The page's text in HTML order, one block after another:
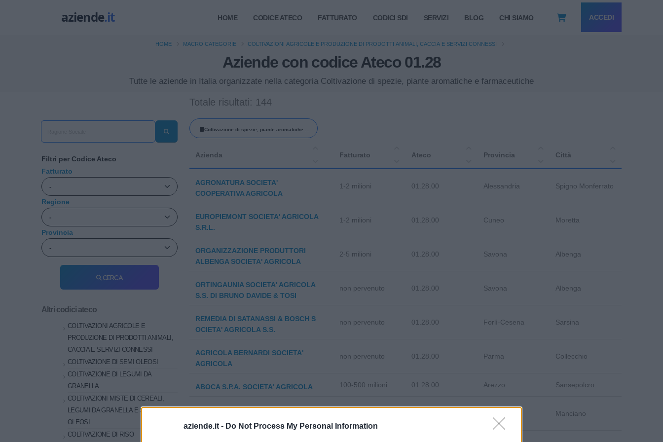
aziende.it - Do Not Process My Personal Information
HOME CODICE ATECO FATTURATO CODICI SDI SERVIZI BLOG CHI SIAMO ACCEDI
Aziende con codice Ateco 01.28
Tutte le aziende in Italia organizzate nella categoria Coltivazione di spezie, piante aromatiche e farmaceutiche
HOME MACRO CATEGORIE COLTIVAZIONI AGRICOLE E PRODUZIONE DI PRODOTTI ANIMALI, CACCIA E SERVIZI CONNESSI
Filtri per Codice Ateco
Fatturato
Regione
Provincia
Cerca
Altri codici ateco
COLTIVAZIONI AGRICOLE E
PRODUZIONE DI PRODOTTI ANIMALI,
CACCIA E SERVIZI CONNESSI
COLTIVAZIONE DI SEMI OLEOSI
COLTIVAZIONE DI LEGUMI DA
GRANELLA
COLTIVAZIONI MISTE DI CEREALI,
LEGUMI DA GRANELLA E SEMI
OLEOSI
COLTIVAZIONE DI RISO
Totale risultati: 144
Coltivazione di spezie, piante aromatiche e
Azienda Fatturato Ateco Provincia Città
AGRONATURA SOCIETA'
COOPERATIVA AGRICOLA
1-2 milioni 01.28.00 Alessandria Spigno Monferrato
EUROPIEMONT SOCIETA' AGRICOLA
S.R.L.
1-2 milioni 01.28.00 Cuneo Moretta
ORGANIZZAZIONE PRODUTTORI
ALBENGA SOCIETA' AGRICOLA
2-5 milioni 01.28.00 Savona Albenga
ORTINGAUNIA SOCIETA' AGRICOLA
S.S. DI BRUNO DAVIDE & TOSI
non pervenuto 01.28.00 Savona Albenga
REMEDIA DI SATANASSI & BOSCH S
OCIETA' AGRICOLA S.S.
non pervenuto 01.28.00 Forlì-Cesena Sarsina
AGRICOLA BERNARDI SOCIETA'
AGRICOLA
non pervenuto 01.28.00 Parma Collecchio
ABOCA S.P.A. SOCIETA' AGRICOLA 100-500 milioni 01.28.00 Arezzo Sansepolcro
ARTEMISIA Societa' agricola a
Manciano